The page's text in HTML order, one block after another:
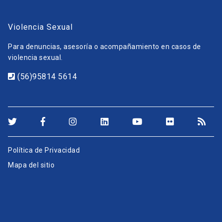
Violencia Sexual
Para denuncias, asesoría o acompañamiento en casos de
violencia sexual.
(56)95814 5614
Política de Privacidad
Mapa del sitio